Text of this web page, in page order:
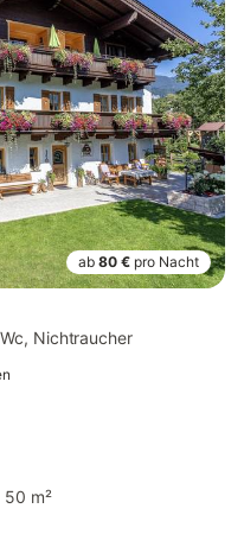
ab 80 € pro Nacht
Nichtraucher
50 m²